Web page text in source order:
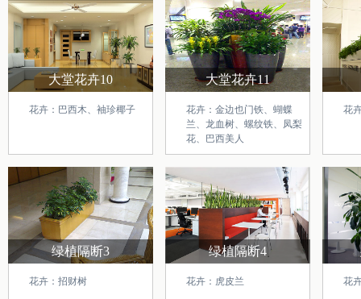
大堂花卉10
花卉：巴西木、袖珍椰子
大堂花卉11
花卉：金边也门铁、蝴蝶
兰、龙血树、螺纹铁、凤梨
花、巴西美人
花
绿植隔断3
花卉：招财树
绿植隔断4
花卉：虎皮兰 花